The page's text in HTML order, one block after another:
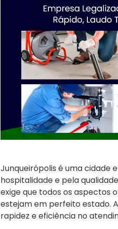
Junqueirópolis é uma cidade
hospitalidade e pela
exige que todos os aspectos
estejam em perfeito estado. A
rapidez e eficiência no